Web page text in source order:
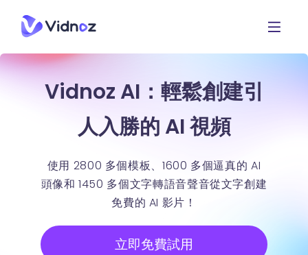
Vidnoz AI：輕鬆創建引
人入勝的 AI 視頻
使用 2800 多個模板、1600 多個逼真的 AI
頭像和 1450 多個文字轉語音聲音從文字創建
免費的 AI 影片！
立即免費試用